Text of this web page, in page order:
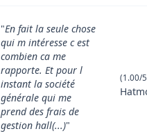
"En fait la seule chose
qui m intéresse c est
combien ca me
rapporte. Et pour l
instant la société
générale qui me
prend des frais de
gestion hall(...)"
(1.00/